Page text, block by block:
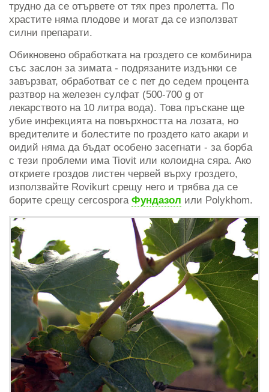
трудно да се отървете от тях през пролетта. По
храстите няма плодове и могат да се използват
силни препарати.
Обикновено обработката на гроздето се комбинира
със заслон за зимата - подрязаните издънки се
завързват, обработват се с пет до седем процента
разтвор на железен сулфат (500-700 g от
лекарството на 10 литра вода). Това пръскане ще
убие инфекцията на повърхността на лозата, но
вредителите и болестите по гроздето като акари и
оидий няма да бъдат особено засегнати - за борба
с тези проблеми има Tiovit или колоидна сяра. Ако
откриете гроздов листен червей върху гроздето,
използвайте Rovikurt срещу него и трябва да се
борите срещу cercospora Фундазол или Polykhom.